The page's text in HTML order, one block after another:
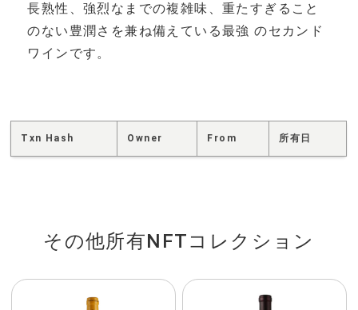
長熟性、強烈なまでの複雑味、重たすぎること
のない豊潤さを兼ね備えている最強 のセカンド
ワインです。
Txn Hash Owner From 所有日
その他所有NFTコレクション